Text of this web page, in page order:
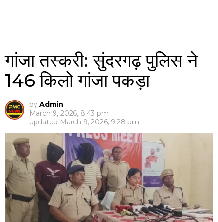
गांजा तस्करी: सुंदरगढ़ पुलिस ने
146 किलो गांजा पकड़ा
by Admin
March 9, 2026, 8:43 pm
updated March 9, 2026, 9:28 pm